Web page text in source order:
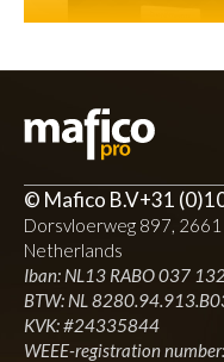
© Mafico B.V+31
Dorsvloerweg 897, 2661
Netherlands
Iban: NL13 RABO 037
BTW: NL
KVK: #24335844
WEEE-registration